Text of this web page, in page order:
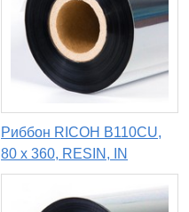
Риббон RICOH B110CU,
80 х 360, RESIN, IN